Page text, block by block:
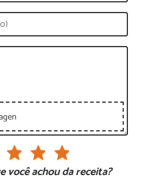
você achou da receita?